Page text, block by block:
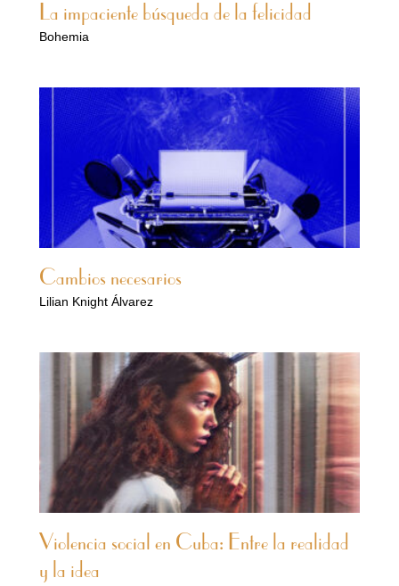
La impaciente búsqueda de la felicidad
Bohemia
Cambios necesarios
Lilian Knight Álvarez
Violencia social en Cuba: Entre la realidad
y la idea